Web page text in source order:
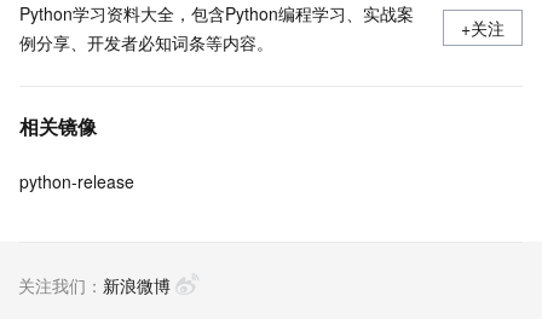
Python学习资料大全，包含Python编程学习、实战案
例分享、开发者必知词条等内容。
+关注
相关镜像
python-release
关注我们： 新浪微博